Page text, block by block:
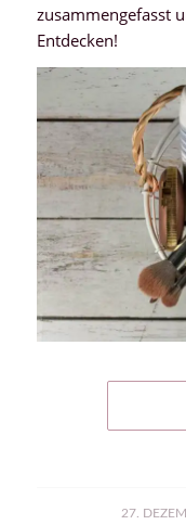
zusammengefasst
Entdecken!
27.